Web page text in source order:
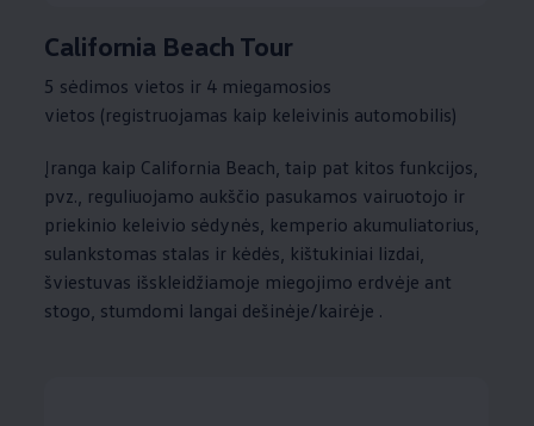
California Beach Tour
5 sėdimos vietos ir 4 miegamosios
vietos (registruojamas kaip keleivinis automobilis)
Įranga kaip California Beach, taip pat kitos funkcijos,
pvz., reguliuojamo aukščio pasukamos vairuotojo ir
priekinio keleivio sėdynės, kemperio akumuliatorius,
sulankstomas stalas ir kėdės, kištukiniai lizdai,
šviestuvas išskleidžiamoje miegojimo erdvėje ant
stogo, stumdomi langai dešinėje/kairėje .